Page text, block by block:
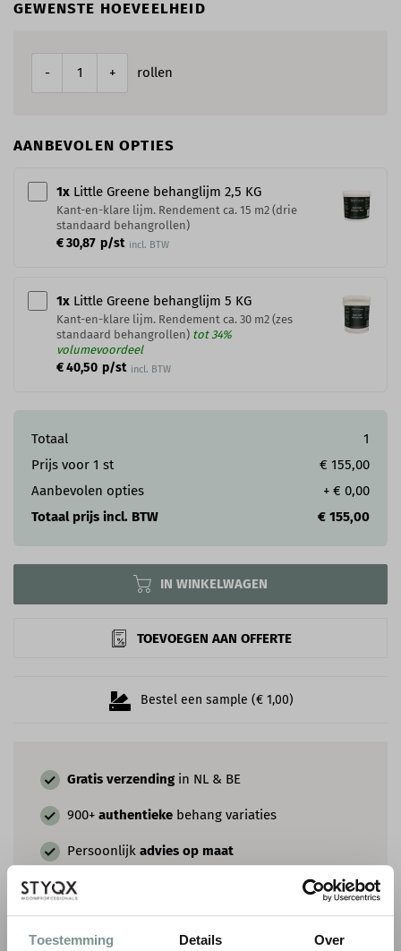
Toestemming Details Over
Gratis verzending in NL & BE
900+ authentieke behang variaties
Persoonlijk advies op maat
GEWENSTE HOEVEELHEID
- + rollen
Totaal
1
Prijs voor 1 st
€ 155,00
Aanbevolen opties
+ € 0,00
Totaal prijs incl. BTW
€ 155,00
AANBEVOLEN OPTIES
1x Little Greene behanglijm 2,5 KG
Kant-en-klare lijm. Rendement ca. 15 m2 (drie
standaard behangrollen)
€ 30,87 p/st incl. BTW
1x Little Greene behanglijm 5 KG
Kant-en-klare lijm. Rendement ca. 30 m2 (zes
standaard behangrollen) tot 34%
volumevoordeel
€ 40,50 p/st incl. BTW
Bestel een sample (€ 1,00)
IN WINKELWAGEN
TOEVOEGEN AAN OFFERTE